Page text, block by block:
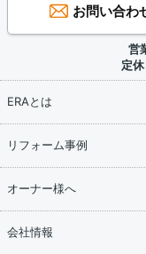
お問い合わ
営
定
ERAとは
リフォーム事例
オーナー様へ
会社情報